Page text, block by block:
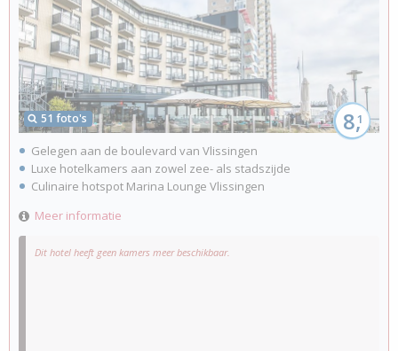
Dit hotel heeft geen kamers meer beschikbaar.
51 foto's 8,1
Gelegen aan de boulevard van Vlissingen
Luxe hotelkamers aan zowel zee- als stadszijde
Culinaire hotspot Marina Lounge Vlissingen
Meer informatie